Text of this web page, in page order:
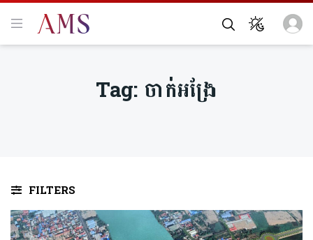
Tag: ចាក់អង្រែ
FILTERS